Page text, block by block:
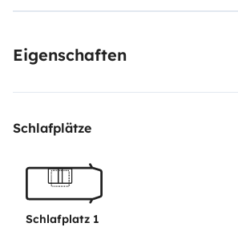
Insel hinfahren möchten.
Eigenschaften
Schlafplätze
Schlafplatz 1